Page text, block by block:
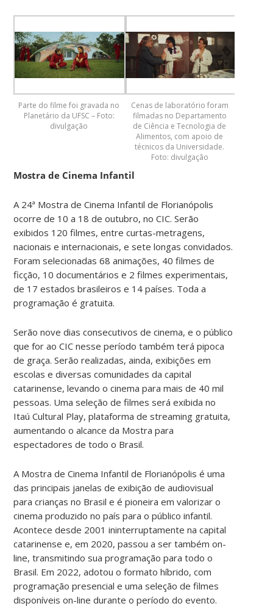
Parte do filme foi gravada no
Planetário da UFSC – Foto:
divulgação
Cenas de laboratório foram
filmadas no Departamento
de Ciência e Tecnologia de
Alimentos, com apoio de
técnicos da Universidade.
Foto: divulgação
Mostra de Cinema Infantil
A 24ª Mostra de Cinema Infantil de Florianópolis
ocorre de 10 a 18 de outubro, no CIC. Serão
exibidos 120 filmes, entre curtas-metragens,
nacionais e internacionais, e sete longas convidados.
Foram selecionadas 68 animações, 40 filmes de
ficção, 10 documentários e 2 filmes experimentais,
de 17 estados brasileiros e 14 países. Toda a
programação é gratuita.
Serão nove dias consecutivos de cinema, e o público
que for ao CIC nesse período também terá pipoca
de graça. Serão realizadas, ainda, exibições em
escolas e diversas comunidades da capital
catarinense, levando o cinema para mais de 40 mil
pessoas. Uma seleção de filmes será exibida no
Itaú Cultural Play, plataforma de streaming gratuita,
aumentando o alcance da Mostra para
espectadores de todo o Brasil.
A Mostra de Cinema Infantil de Florianópolis é uma
das principais janelas de exibição de audiovisual
para crianças no Brasil e é pioneira em valorizar o
cinema produzido no país para o público infantil.
Acontece desde 2001 ininterruptamente na capital
catarinense e, em 2020, passou a ser também on-
line, transmitindo sua programação para todo o
Brasil. Em 2022, adotou o formato híbrido, com
programação presencial e uma seleção de filmes
disponíveis on-line durante o período do evento.